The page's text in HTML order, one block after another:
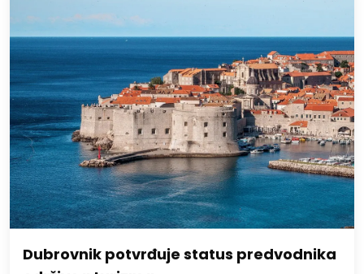
Dubrovnik potvrđuje status predvodnika